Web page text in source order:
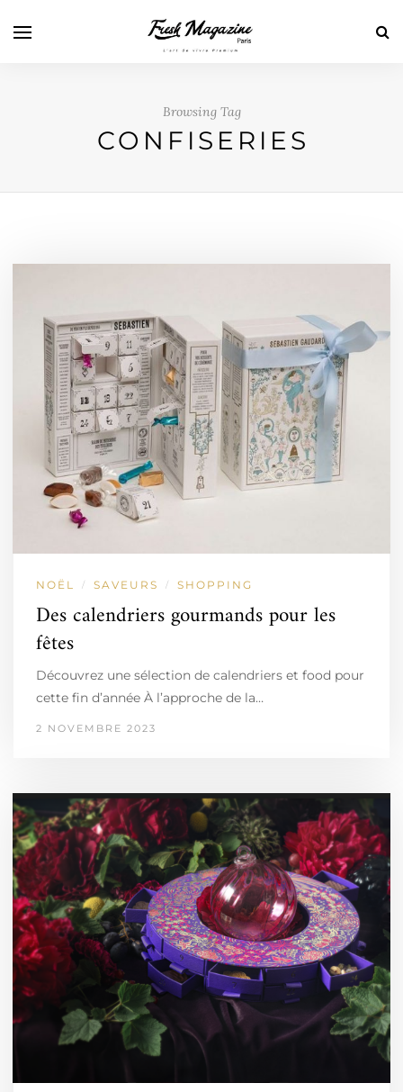
Browsing Tag
CONFISERIES
NOËL / SAVEURS / SHOPPING
Des calendriers gourmands pour les
fêtes
Découvrez une sélection de calendriers et food pour
cette fin d’année À l’approche de la…
2 NOVEMBRE 2023